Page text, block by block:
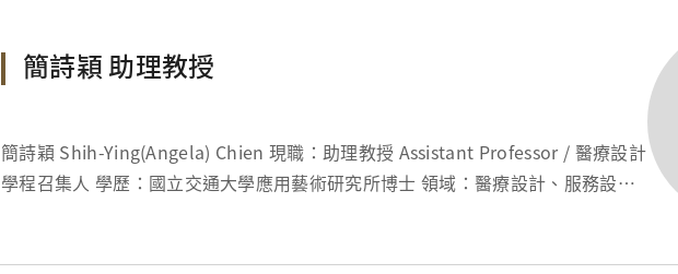
簡詩穎 助理教授
簡詩穎 Shih-Ying(Angela) Chien 現職：助理教授 Assistant Professor / 醫療設計
學程召集人 學歷：國立交通大學應用藝術研究所博士 領域：醫療設計、服務設